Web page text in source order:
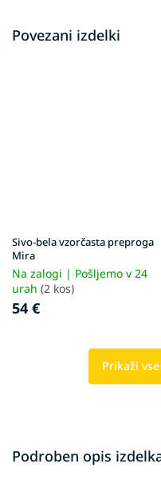
Povezani izdelki
Sivo-bela vzorčasta preproga
Mira
Na zalogi | Pošljemo v 24
urah (2 kos)
54 €
Prikaži
Podroben opis